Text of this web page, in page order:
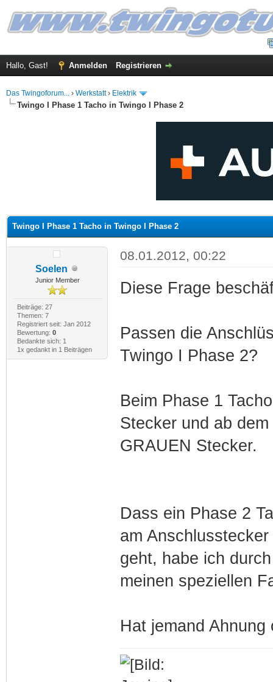
Hallo, Gast! Anmelden Registrieren
Das Twingoforum... › Werkstatt› Elektrik
Twingo I Phase 1 Tacho in Twingo I Phase 2
Twingo I Phase 1 Tacho in Twingo I Phase 2
Soelen
Junior Member
Beiträge: 27
Themen: 7
Registriert seit: Jan 2012
Bewertung: 0
Bedankte sich: 1
1x gedankt in 1 Beiträgen
08.01.2012, 00:22
Diese Frage
Passen die
Twingo I Phase 2?
Beim Phase 1
Stecker und ab
GRAUEN Stecker.
Dass ein Phase 2
am
geht, habe ich
meinen speziellen
Hat jemand